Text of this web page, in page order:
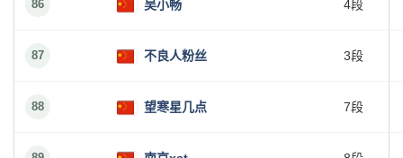
86 吴小畅 4段
87 不良人粉丝 3段
88 望寒星几点 7段